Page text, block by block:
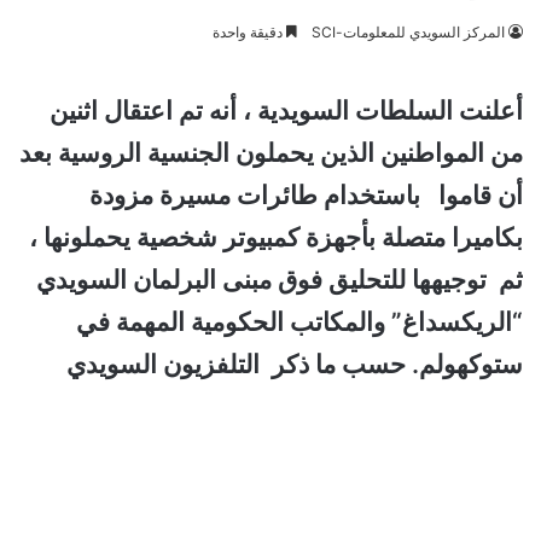
المركز السويدي للمعلومات-SCI دقيقة واحدة
أعلنت السلطات السويدية ، أنه تم اعتقال اثنين
من المواطنين الذين يحملون الجنسية الروسية بعد
أن قاموا باستخدام طائرات مسيرة مزودة
بكاميرا متصلة بأجهزة كمبيوتر شخصية يحملونها ،
ثم توجيهها للتحليق فوق مبنى البرلمان السويدي
“الريكسداغ” والمكاتب الحكومية المهمة في
ستوكهولم. حسب ما ذكر التلفزيون السويدي